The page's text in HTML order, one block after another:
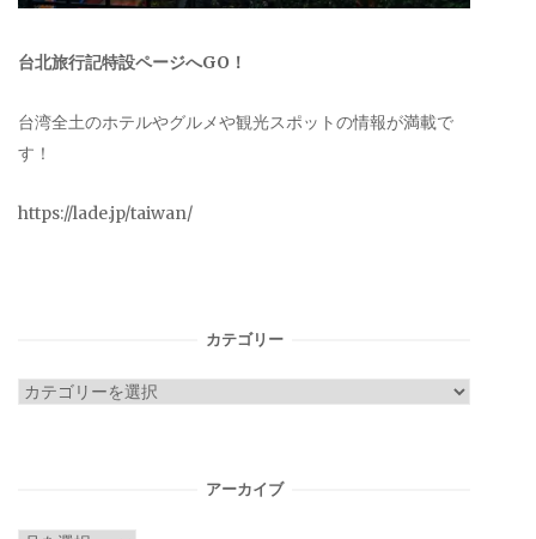
台北旅行記特設ページへGO！
台湾全土のホテルやグルメや観光スポットの情報が満載で
す！
https://lade.jp/taiwan/
カテゴリー
カ
アーカイブ